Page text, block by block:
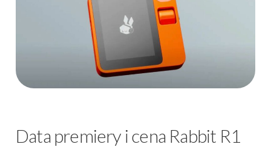
Data premiery i cena Rabbit R1